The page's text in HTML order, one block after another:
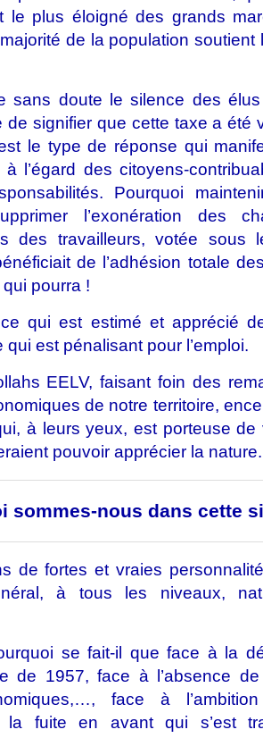
le plus éloigné des grands
de la population
sans doute le silence des
de signifier que cette taxe a été
le type de réponse qui
l’égard des citoyens-
Pourquoi
l’exonération des
des travailleurs, votée sous
de l’adhésion totale
pourra !
qui est estimé et apprécié
qui est pénalisant pour l’emploi.
EELV, faisant foin des
de notre territoire,
à leurs yeux, est porteuse
pouvoir apprécier la nature.
sommes-nous dans cette
de fortes et vraies
à tous les niveaux,
se fait-il que face à la
de 1957, face à l’absence
face à
la fuite en avant qui s’est